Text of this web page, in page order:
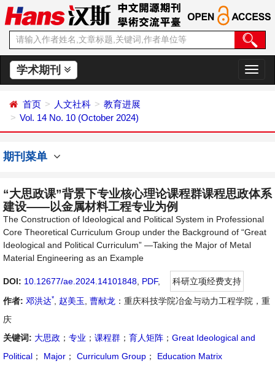
学术期刊
切
换
首页 人文社科
教育进展
Vol. 14 No. 10 (October 2024)
期刊菜单
“大思政课”背景下专业核心理论课程群课程思政体系
建设——以金属材料工程专业为例
The Construction of Ideological and Political System in Professional
Core Theoretical Curriculum Group under the Background of “Great
Ideological and Political Curriculum” —Taking the Major of Metal
Material Engineering as an Example
DOI: 10.12677/ae.2024.14101848 PDF,
科研立项经费支持
作者: 邓洪达* 赵美玉 曹献龙 ：重庆科技学院冶金与动力工程学院，重
庆
关键词: 大思政 ； 专业 ； 课程群 ； 育人矩阵 ； Great Ideological and
Political ； Major ； Curriculum Group ； Education Matrix